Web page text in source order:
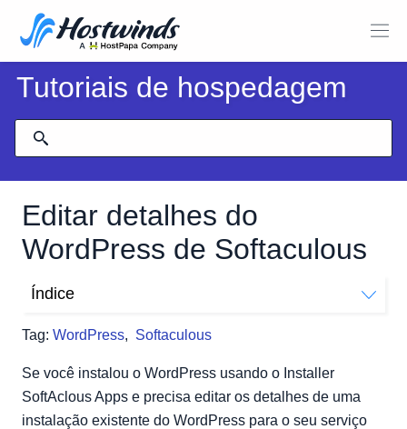
Tutoriais de hospedagem
Editar detalhes do
WordPress de Softaculous
Tag: WordPress, Softaculous
Índice
Se você instalou o WordPress usando o Installer
SoftAclous Apps e precisa editar os detalhes de uma
instalação existente do WordPress para o seu serviço